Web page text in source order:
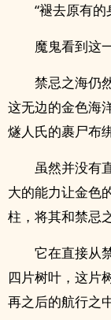
“褪去原有
魔鬼看到这
禁忌之海仍
这无边的金色海
燧人氏的裹尸布
虽然并没有
大的能力让金色
柱，将其和禁忌
它在直接从
四片树叶，这片
再之后的航行之